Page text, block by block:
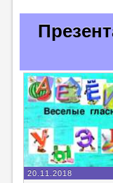
20.11.2018